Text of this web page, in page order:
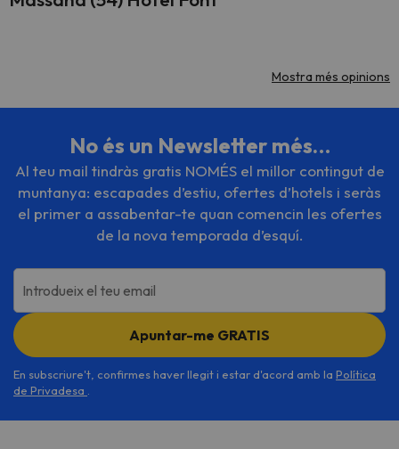
Mostra més opinions
No és un Newsletter més…
Al teu mail tindràs gratis NOMÉS el millor contingut de
muntanya: escapades d’estiu, ofertes d’hotels i seràs
el primer a assabentar-te quan comencin les ofertes
de la nova temporada d’esquí.
Introdueix el teu email
Apuntar-me GRATIS
En subscriure't, confirmes haver llegit i estar d'acord amb la Política
de Privadesa